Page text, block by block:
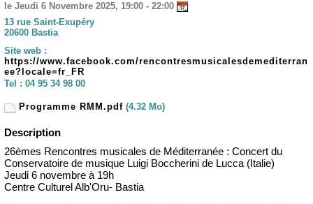
le Jeudi 6 Novembre 2025, 19:00 - 22:00
13 rue Saint-Exupéry
20600 Bastia
Site web :
https://www.facebook.com/rencontresmusicalesdemediterran
ee?locale=fr_FR
Tel : 04 95 34 98 00
Programme RMM.pdf (4.32 Mo)
Description
26èmes Rencontres musicales de Méditerranée : Concert du
Conservatoire de musique Luigi Boccherini de Lucca (Italie)
Jeudi 6 novembre à 19h
Centre Culturel Alb'Oru- Bastia